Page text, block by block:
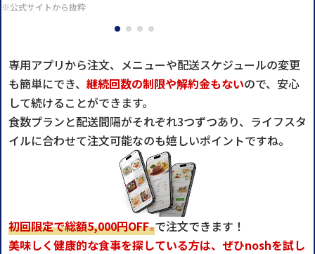
※公式サイトから抜粋
専用アプリから注文、メニューや配送スケジュールの変更
も簡単にでき、 継続回数の制限や解約金もないので、安心
して続けることができます。
食数プランと配送間隔がそれぞれ3つずつあり、ライフスタ
イルに合わせて注文可能なのも嬉しいポイントですね。
初回限定で総額5,000円OFF※で注文できます！
美味しく健康的な食事を探している方は、ぜひnoshを試し